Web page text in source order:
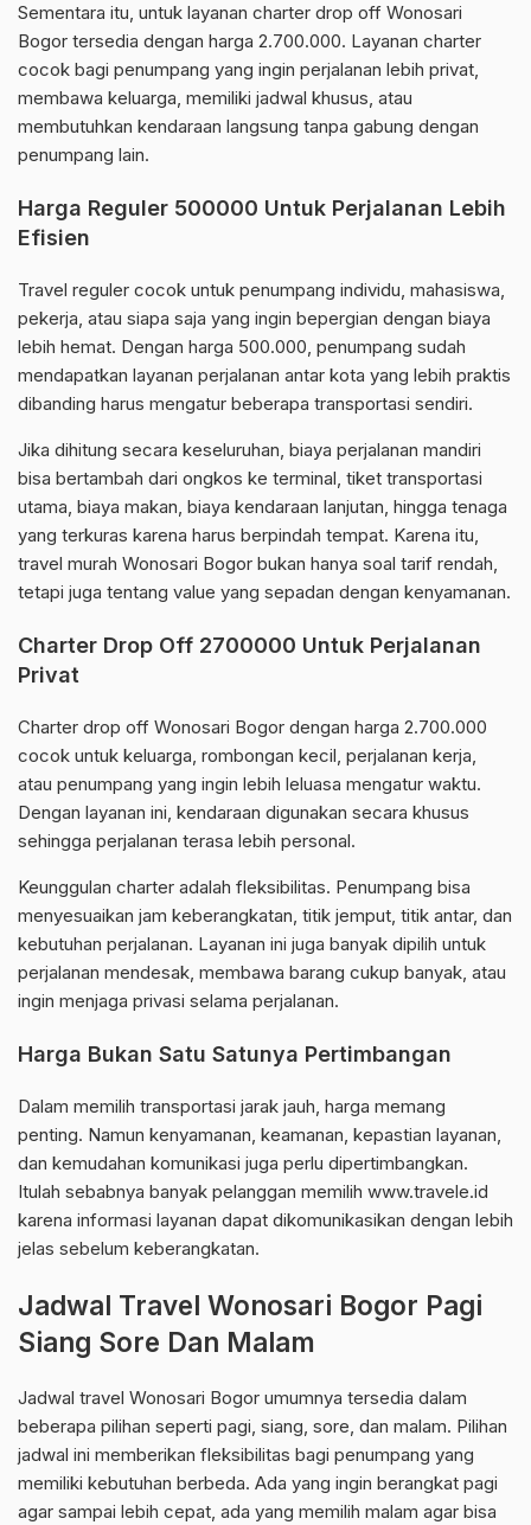
Sementara itu, untuk layanan charter drop off Wonosari
Bogor tersedia dengan harga 2.700.000. Layanan charter
cocok bagi penumpang yang ingin perjalanan lebih privat,
membawa keluarga, memiliki jadwal khusus, atau
membutuhkan kendaraan langsung tanpa gabung dengan
penumpang lain.
Harga Reguler 500000 Untuk Perjalanan Lebih
Efisien
Travel reguler cocok untuk penumpang individu, mahasiswa,
pekerja, atau siapa saja yang ingin bepergian dengan biaya
lebih hemat. Dengan harga 500.000, penumpang sudah
mendapatkan layanan perjalanan antar kota yang lebih praktis
dibanding harus mengatur beberapa transportasi sendiri.
Jika dihitung secara keseluruhan, biaya perjalanan mandiri
bisa bertambah dari ongkos ke terminal, tiket transportasi
utama, biaya makan, biaya kendaraan lanjutan, hingga tenaga
yang terkuras karena harus berpindah tempat. Karena itu,
travel murah Wonosari Bogor bukan hanya soal tarif rendah,
tetapi juga tentang value yang sepadan dengan kenyamanan.
Charter Drop Off 2700000 Untuk Perjalanan
Privat
Charter drop off Wonosari Bogor dengan harga 2.700.000
cocok untuk keluarga, rombongan kecil, perjalanan kerja,
atau penumpang yang ingin lebih leluasa mengatur waktu.
Dengan layanan ini, kendaraan digunakan secara khusus
sehingga perjalanan terasa lebih personal.
Keunggulan charter adalah fleksibilitas. Penumpang bisa
menyesuaikan jam keberangkatan, titik jemput, titik antar, dan
kebutuhan perjalanan. Layanan ini juga banyak dipilih untuk
perjalanan mendesak, membawa barang cukup banyak, atau
ingin menjaga privasi selama perjalanan.
Harga Bukan Satu Satunya Pertimbangan
Dalam memilih transportasi jarak jauh, harga memang
penting. Namun kenyamanan, keamanan, kepastian layanan,
dan kemudahan komunikasi juga perlu dipertimbangkan.
Itulah sebabnya banyak pelanggan memilih www.travele.id
karena informasi layanan dapat dikomunikasikan dengan lebih
jelas sebelum keberangkatan.
Jadwal Travel Wonosari Bogor Pagi
Siang Sore Dan Malam
Jadwal travel Wonosari Bogor umumnya tersedia dalam
beberapa pilihan seperti pagi, siang, sore, dan malam. Pilihan
jadwal ini memberikan fleksibilitas bagi penumpang yang
memiliki kebutuhan berbeda. Ada yang ingin berangkat pagi
agar sampai lebih cepat, ada yang memilih malam agar bisa